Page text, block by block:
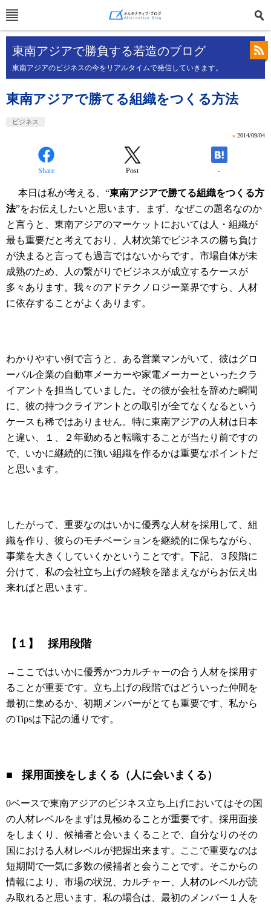
東南アジアで勝負する若造のブログ
東南アジアのビジネスの今をリアルタイムで発信していきます。
東南アジアで勝てる組織をつくる方法
ビジネス
» 2014/09/04
Share Post -
本日は私が考える、“東南アジアで勝てる組織をつくる方
法”をお伝えしたいと思います。まず、なぜこの題名なのか
と言うと、東南アジアのマーケットにおいては人・組織が
最も重要だと考えており、人材次第でビジネスの勝ち負け
が決まると言っても過言ではないからです。市場自体が未
成熟のため、人の繋がりでビジネスが成立するケースが
多々あります。我々のアドテクノロジー業界ですら、人材
に依存することがよくあります。
わかりやすい例で言うと、ある営業マンがいて、彼はグロ
ーバル企業の自動車メーカーや家電メーカーといったクラ
イアントを担当していました。その彼が会社を辞めた瞬間
に、彼の持つクライアントとの取引が全てなくなるという
ケースも稀ではありません。特に東南アジアの人材は日本
と違い、１、２年勤めると転職することが当たり前ですの
で、いかに継続的に強い組織を作るかは重要なポイントだ
と思います。
したがって、重要なのはいかに優秀な人材を採用して、組
織を作り、彼らのモチベーションを継続的に保ちながら、
事業を大きくしていくかということです。下記、３段階に
分けて、私の会社立ち上げの経験を踏まえながらお伝え出
来ればと思います。
【１】 採用段階
→ここではいかに優秀かつカルチャーの合う人材を採用す
ることが重要です。立ち上げの段階ではどういった仲間を
最初に集めるか、初期メンバーがとても重要です、私から
のTipsは下記の通りです。
■ 採用面接をしまくる（人に会いまくる）
0ベースで東南アジアのビジネス立ち上げにおいてはその国
の人材レベルをまずは見極めることが重要です。採用面接
をしまくり、候補者と会いまくることで、自分なりのその
国における人材レベルが把握出来ます。ここで重要なのは
短期間で一気に多数の候補者と会うことです。そこからの
情報により、市場の状況、カルチャー、人材のレベルが読
み取れると思います。私の場合は、最初のメンバー１人を